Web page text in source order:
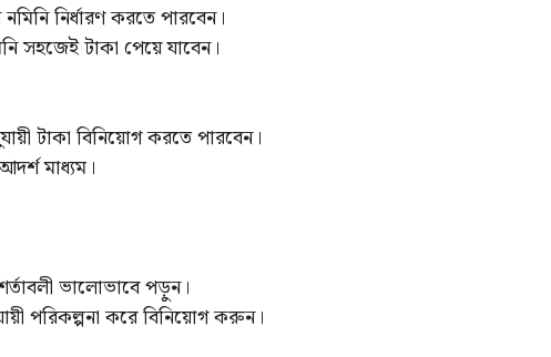
নির্ধারণ করতে পারবেন।
সহজেই টাকা পেয়ে যাবেন।
টাকা বিনিয়োগ করতে পারবেন।
মাধ্যম।
ভালোভাবে পড়ুন।
পরিকল্পনা করে বিনিয়োগ করুন।